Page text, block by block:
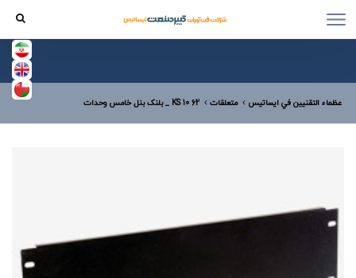
عظماء التقنيين في ایساتیس متعلقات KS 10 62 _ بلنک بنل خامس وحدات